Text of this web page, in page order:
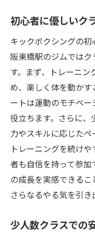
初心者に優しいク
キックボクシングの初
阪東橋駅のジムでは
す。まず、トレーニ
め、楽しく体を動か
ートは運動のモチベ
役立ちます。さらに
力やスキルに応じた
トレーニングを続け
者も自信を持って参
の成長を実感できるこ
さらなるやる気を引き
少人数クラスでの